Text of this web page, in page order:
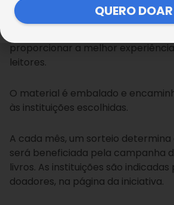
Existe uma equipe quando a
proporcionar a melhor
leitores.
O material é embalado e
às instituições escolhidas.
A cada mês, um sorteio determina
será beneficiada pela campanha
livros. As instituições são
doadores, na página da iniciativa.
QUERO DOAR